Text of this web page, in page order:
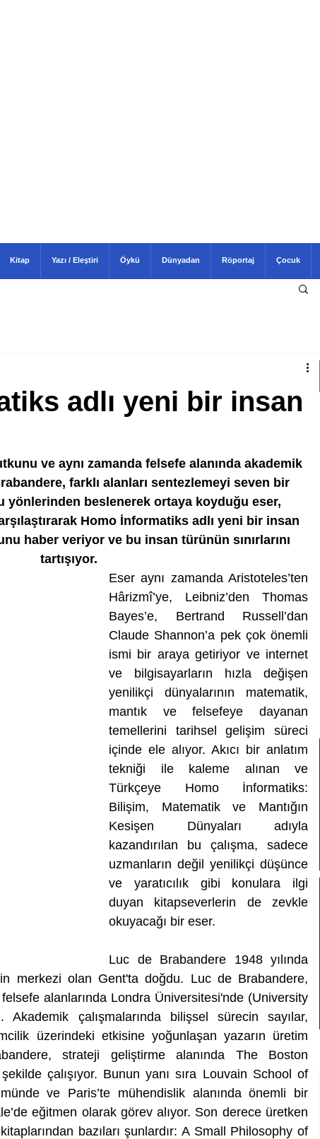
adlı yeni bir insan
ve aynı zamanda felsefe alanında akademik
farklı alanları sentezlemeyi seven bir
yönlerinden beslenerek ortaya koyduğu eser,
Homo İnformatiks adlı yeni bir insan
haber veriyor ve bu insan türünün sınırlarını
tartışıyor.
Eser aynı zamanda Aristoteles’ten
Hârizmî’ye, Leibniz’den Thomas
Bayes’e, Bertrand Russell’dan
Claude Shannon’a pek çok önemli
ismi bir araya getiriyor ve internet
ve bilgisayarların hızla değişen
yenilikçi dünyalarının matematik,
mantık ve felsefeye dayanan
temellerini tarihsel gelişim süreci
içinde ele alıyor. Akıcı bir anlatım
tekniği ile kaleme alınan ve
Türkçeye Homo İnformatiks:
Bilişim, Matematik ve Mantığın
Kesişen Dünyaları adıyla
kazandırılan bu çalışma, sadece
uzmanların değil yenilikçi düşünce
ve yaratıcılık gibi konulara ilgi
duyan kitapseverlerin de zevkle
okuyacağı bir eser.
Luc de Brabandere 1948 yılında
merkezi olan Gent'ta doğdu. Luc de Brabandere,
alanlarında Londra Üniversitesi'nde (University
Akademik çalışmalarında bilişsel sürecin sayılar,
üzerindeki etkisine yoğunlaşan yazarın üretim
strateji geliştirme alanında The Boston
çalışıyor. Bunun yanı sıra Louvain School of
ve Paris’te mühendislik alanında önemli bir
eğitmen olarak görev alıyor. Son derece üretken
bazıları şunlardır: A Small Philosophy of
Kitap Yazı / Eleştiri Öykü Dünyadan Röportaj Çocuk